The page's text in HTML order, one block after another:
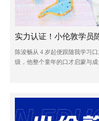
陈浚畅从 4 岁起便跟随我学习
级，他整个童年的口才启蒙与
现出出众的语言天赋，不仅热